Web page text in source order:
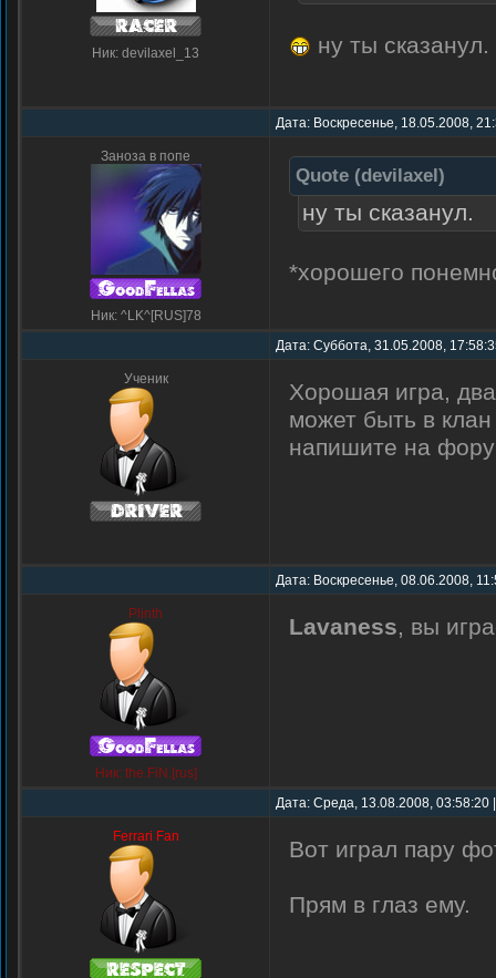
Ник: devilaxel_13 ну ты сказанул.
Дата: Воскресенье, 18.05.2008,
Заноза в попе
Ник: ^LK^[RUS]78
Quote (devilaxel)
ну ты сказанул.
*хорошего
Дата: Суббота, 31.05.2008,
Ученик
Хорошая игра,
может быть в
напишите на
Дата: Воскресенье, 08.06.2008,
Plinth
Ник: the.FiN.[rus]
Lavaness, вы
Дата: Среда, 13.08.2008,
Ferrari Fan Вот играл пару
Прям в глаз ему.